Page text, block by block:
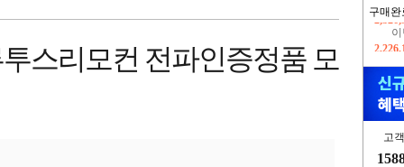
구매완
고
스리모컨 전파인증정품 모